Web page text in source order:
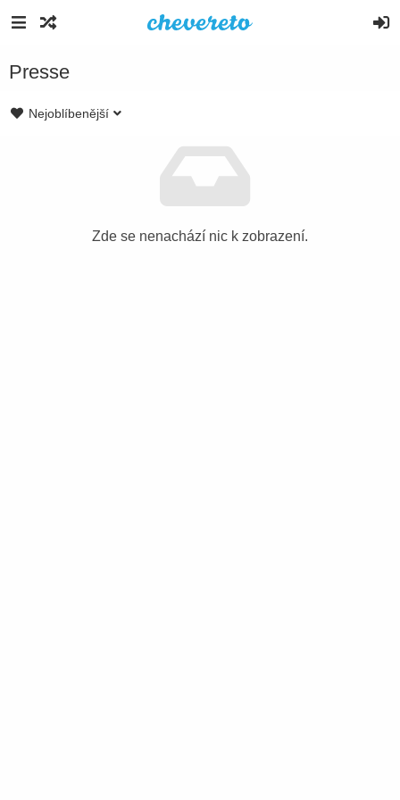
Presse
Nejoblíbenější
Zde se nenachází nic k zobrazení.